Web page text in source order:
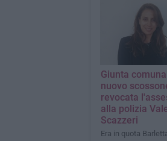
Giunta
nuovo
revocata
alla polizia
Scazzeri
Era in quota